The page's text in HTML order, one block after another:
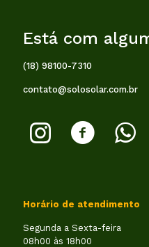
Está com
(18) 98100-7310
contato@solosolar.com.br
Horário de atendimento
Segunda a Sexta-feira
08h00 às 18h00